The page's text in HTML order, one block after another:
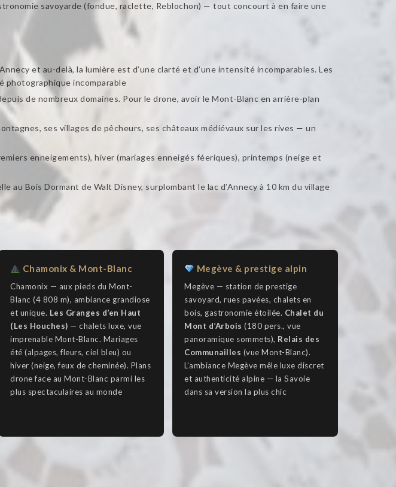
savoyarde (fondue, raclette, Reblochon) — tout concourt à en faire une
et au-delà, la lumière est d’une clarté et d’une intensité incomparables. Les
photographique incomparable
de nombreux domaines. Pour le drone, avoir le Mont-Blanc en arrière-plan
ses villages de pêcheurs, ses châteaux médiévaux sur les rives — un
enneigements), hiver (mariages enneigés féeriques), printemps (neige et
au Bois Dormant de Walt Disney, surplombant le lac d’Annecy à 10 km du village
Chamonix & Mont-Blanc
Chamonix — aux pieds du Mont-
Blanc (4 808 m), ambiance grandiose
et unique. Les Granges d’en Haut
(Les Houches) — chalets luxe, vue
imprenable Mont-Blanc. Mariages
été (alpages, fleurs, ciel bleu) ou
hiver (neige, feux de cheminée). Plans
drone face au Mont-Blanc parmi les
plus spectaculaires au monde
Megève & prestige alpin
Megève — station de prestige
savoyard, rues pavées, chalets en
bois, gastronomie étoilée. Chalet du
Mont d’Arbois (180 pers., vue
panoramique sommets), Relais des
Communailles (vue Mont-Blanc).
L’ambiance Megève mêle luxe discret
et authenticité alpine — la Savoie
dans sa version la plus chic